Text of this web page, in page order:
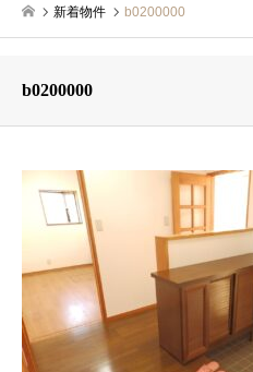
新着物件 b0200000
b0200000